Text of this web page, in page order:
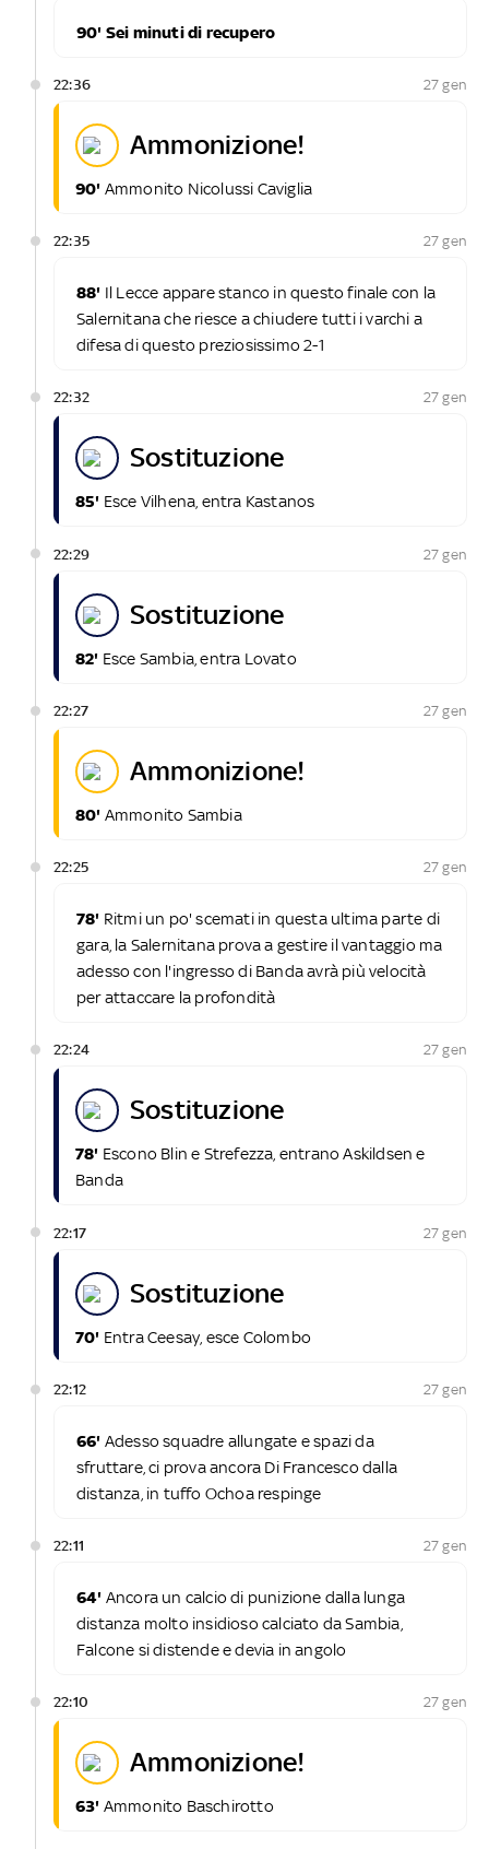
90' Sei minuti di recupero
22:36 27 gen
ammonizione!
90' Ammonito Nicolussi Caviglia
22:35 27 gen
88' Il Lecce appare stanco in questo finale con la
Salernitana che riesce a chiudere tutti i varchi a
difesa di questo preziosissimo 2-1
22:32 27 gen
sostituzione
85' Esce Vilhena, entra Kastanos
22:29 27 gen
sostituzione
82' Esce Sambia, entra Lovato
22:27 27 gen
ammonizione!
80' Ammonito Sambia
22:25 27 gen
78' Ritmi un po' scemati in questa ultima parte di
gara, la Salernitana prova a gestire il vantaggio ma
adesso con l'ingresso di Banda avrà più velocità
per attaccare la profondità
22:24 27 gen
sostituzione
78' Escono Blin e Strefezza, entrano Askildsen e
Banda
22:17 27 gen
sostituzione
70' Entra Ceesay, esce Colombo
22:12 27 gen
66' Adesso squadre allungate e spazi da
sfruttare, ci prova ancora Di Francesco dalla
distanza, in tuffo Ochoa respinge
22:11 27 gen
64' Ancora un calcio di punizione dalla lunga
distanza molto insidioso calciato da Sambia,
Falcone si distende e devia in angolo
22:10 27 gen
ammonizione!
63' Ammonito Baschirotto